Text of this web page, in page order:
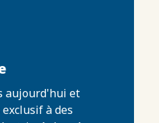
aujourd'hui et
à des